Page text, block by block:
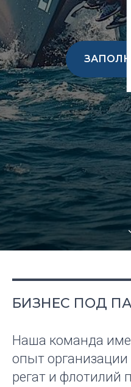
БИЗНЕС ПОД
Наша команда
опыт
регат и флотилий